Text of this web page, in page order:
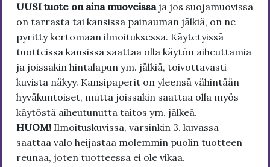
UUSI tuote on aina muoveissa ja jos suojamuovissa
on tarrasta tai kansissa painauman jälkiä, on ne
pyritty kertomaan ilmoituksessa. Käytetyissä
tuotteissa kansissa saattaa olla käytön aiheuttamia
ja joissakin hintalapun ym. jälkiä, toivottavasti
kuvista näkyy. Kansipaperit on yleensä vähintään
hyväkuntoiset, mutta joissakin saattaa olla myös
käytöstä aiheutunutta taitos ym. jälkeä.
HUOM! Ilmoituskuvissa, varsinkin 3. kuvassa
saattaa valo heijastaa molemmin puolin tuotteen
reunaa, joten tuotteessa ei ole vikaa.